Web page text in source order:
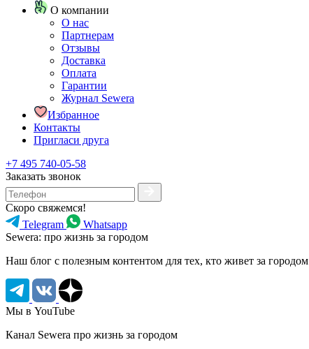
О компании
О нас
Партнерам
Отзывы
Доставка
Оплата
Гарантии
Журнал Sewera
Избранное
Контакты
Пригласи друга
+7 495 740-05-58
Заказать звонок
Скоро свяжемся!
Telegram
Whatsapp
Sewera: про жизнь за городом
Наш блог c полезным контентом для тех, кто живет за городом
Мы в YouTube
Канал Sewera про жизнь за городом